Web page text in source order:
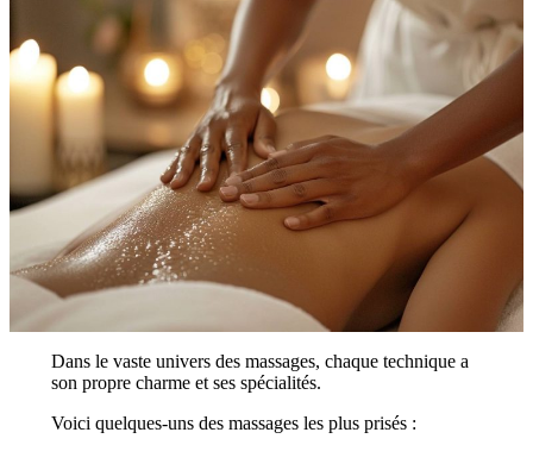
Dans le vaste univers des massages, chaque technique a
son propre charme et ses spécialités.
Voici quelques-uns des massages les plus prisés :